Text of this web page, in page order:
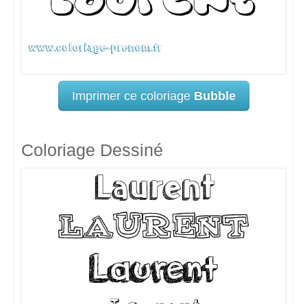
Imprimer ce coloriage Bubble
Coloriage Dessiné